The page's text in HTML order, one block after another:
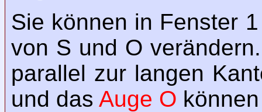
Sie können in Fenster
von S und O
parallel zur langen
und das Auge O